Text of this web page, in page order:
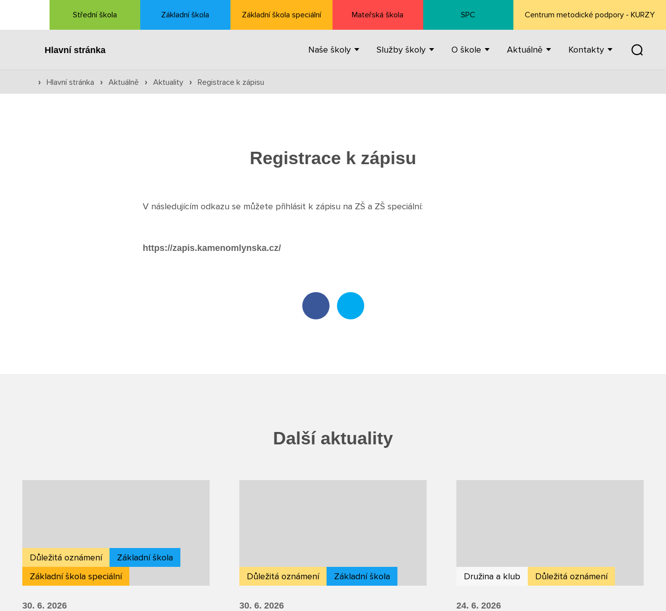
Střední škola Základní škola Základní škola speciální Mateřská škola SPC Centrum metodické podpory - KURZY
Hlavní stránka Naše školy Služby školy O škole Aktuálně Kontakty
› Hlavní stránka › Aktuálně › Aktuality › Registrace k zápisu
Registrace k zápisu
V následujícím odkazu se můžete přihlásit k zápisu na ZŠ a ZŠ speciální:
https://zapis.kamenomlynska.cz/
Další aktuality
Důležitá oznámení
Základní škola
Základní škola speciální
30. 6. 2026
Důležitá oznámení Základní škola
30. 6. 2026
Družina a klub Důležitá oznámení
24. 6. 2026